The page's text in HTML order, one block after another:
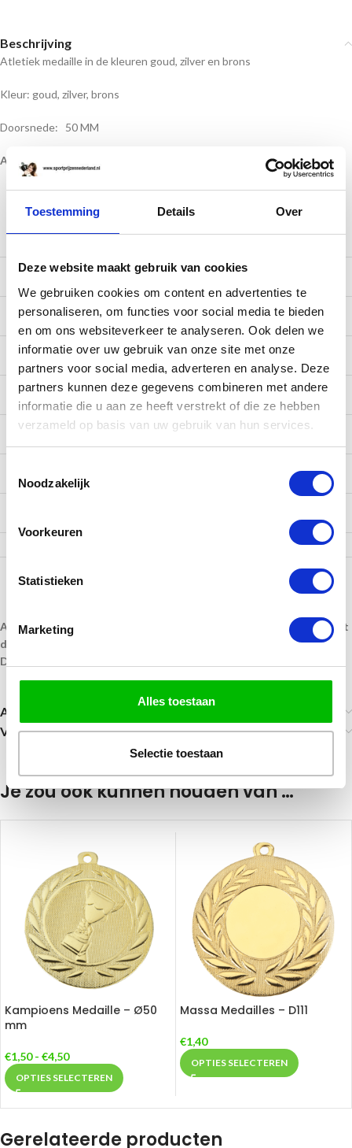
Toestemming Details Over
Deze website maakt gebruik van cookies
We gebruiken cookies om content en advertenties te
personaliseren, om functies voor social media te bieden
en om ons websiteverkeer te analyseren. Ook delen we
informatie over uw gebruik van onze site met onze
partners voor social media, adverteren en analyse. Deze
partners kunnen deze gegevens combineren met andere
informatie die u aan ze heeft verstrekt of die ze hebben
verzameld op basis van uw gebruik van hun services.
Noodzakelijk
Voorkeuren
Statistieken
Marketing
Alles toestaan
Selectie toestaan
Beschrijving
Atletiek medaille in de kleuren goud, zilver en brons
Kleur: goud, zilver, brons
Doorsnede: 50 MM
Alleen te bestellen vanaf 10 stuks
Te bestellen aantal Prijs per stuk
100 tot 249 € 1,20
250 tot 499 € 1,10
500 tot 999 € 1,05
1000 tot 2499
Alle medailles krijgen een transparante label op de achterkant met
dezelfde tekst.
De prijs is incl. BTW, halslint en transparante label.
Aanvullende informatie
Verzending
Je zou ook kunnen houden van …
Kampioens Medaille – Ø50
mm
€1,50 - €4,50
OPTIES SELECTEREN
Massa Medailles – D111
€1,40
OPTIES SELECTEREN
Gerelateerde producten